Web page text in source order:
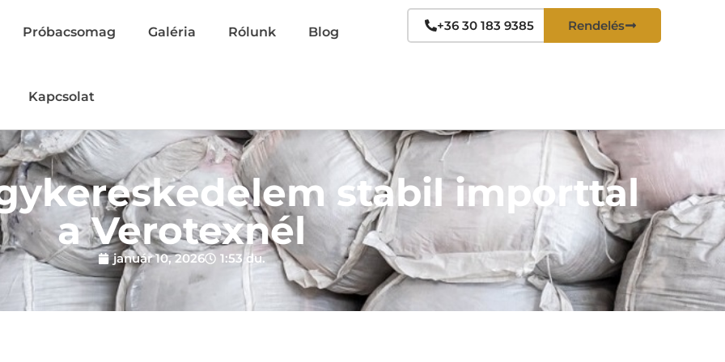
Próbacsomag Galéria Rólunk Blog
Kapcsolat
+36 30 183 9385 Rendelés
stabil importtal
a Verotexnél
január 10, 2026 1:53 du.